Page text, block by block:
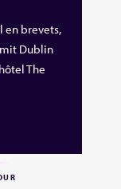
en brevets,
Dublin
The